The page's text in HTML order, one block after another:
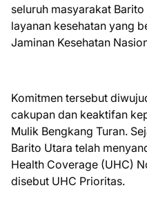
seluruh masyarakat
layanan kesehatan yang
Jaminan Kesehatan
Komitmen tersebut
cakupan dan keaktifan
Mulik Bengkang Turan.
Barito Utara telah
Health Coverage (UHC)
disebut UHC Prioritas.